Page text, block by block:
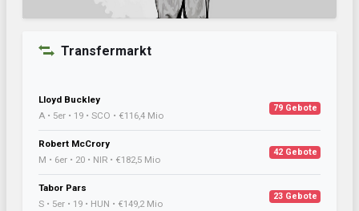
Transfermarkt
Lloyd Buckley
A • 5er • 19 • SCO • €116,4 Mio
79 Gebote
Robert McCrory
M • 6er • 20 • NIR • €182,5 Mio
42 Gebote
Tabor Pars
S • 5er • 19 • HUN • €149,2 Mio
23 Gebote